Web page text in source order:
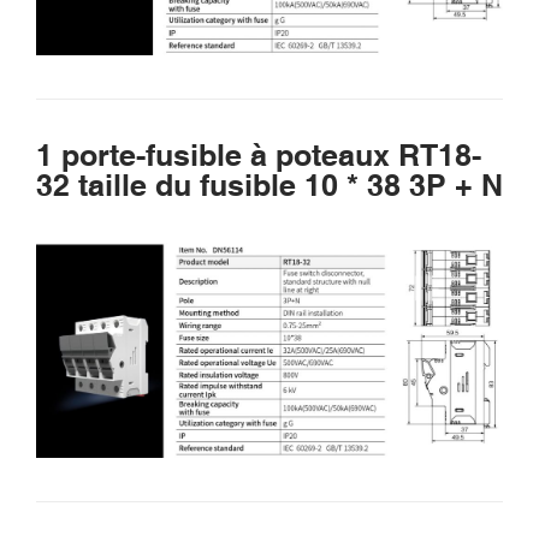
1 porte-fusible à poteaux RT18-
32 taille du fusible 10 * 38 3P + N